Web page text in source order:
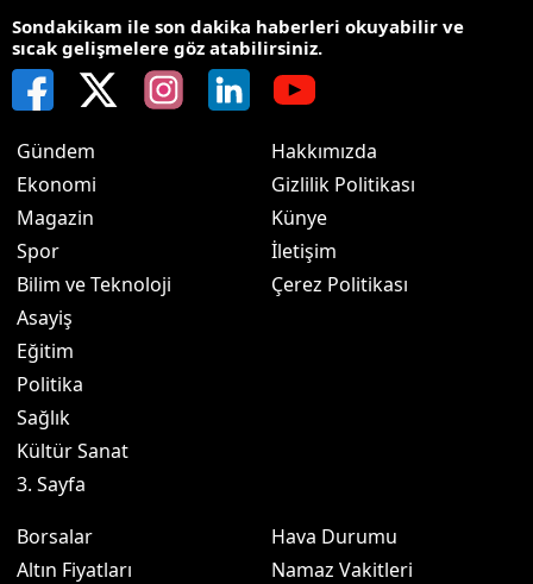
Sondakikam ile son dakika haberleri okuyabilir ve
sıcak gelişmelere göz atabilirsiniz.
Gündem
Ekonomi
Magazin
Spor
Bilim ve Teknoloji
Asayiş
Eğitim
Politika
Sağlık
Kültür Sanat
3. Sayfa
Hakkımızda
Gizlilik Politikası
Künye
İletişim
Çerez Politikası
Borsalar
Altın Fiyatları
Hava Durumu
Namaz Vakitleri